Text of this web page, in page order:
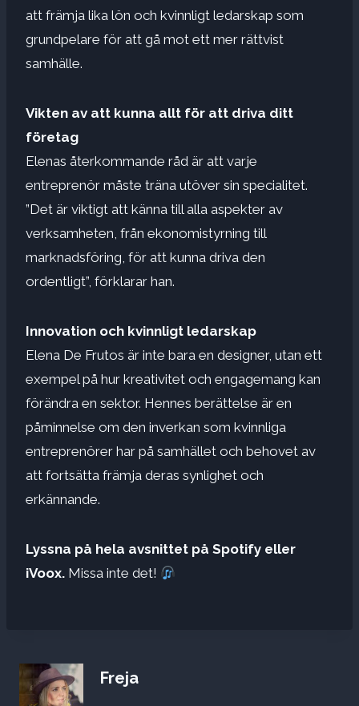
att främja lika lön och kvinnligt ledarskap som
grundpelare för att gå mot ett mer rättvist
samhälle.
Vikten av att kunna allt för att driva ditt
företag
Elenas återkommande råd är att varje
entreprenör måste träna utöver sin specialitet.
”Det är viktigt att känna till alla aspekter av
verksamheten, från ekonomistyrning till
marknadsföring, för att kunna driva den
ordentligt”, förklarar han.
Innovation och kvinnligt ledarskap
Elena De Frutos är inte bara en designer, utan ett
exempel på hur kreativitet och engagemang kan
förändra en sektor. Hennes berättelse är en
påminnelse om den inverkan som kvinnliga
entreprenörer har på samhället och behovet av
att fortsätta främja deras synlighet och
erkännande.
Lyssna på hela avsnittet på Spotify eller
iVoox. Missa inte det!
Freja